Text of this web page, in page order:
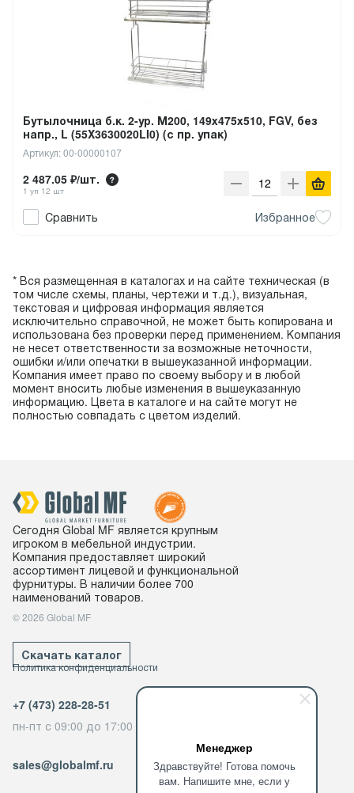
Менеджер
Здравствуйте! Готова помочь
вам. Напишите мне, если у
Бутылочница б.к. 2-ур. М200, 149х475х510, FGV, без
напр., L (55X3630020LI0) (с пр. упак)
Артикул: 00-00000107
2 487.05 ₽/шт.
1 уп 12 шт
Сравнить Избранное
* Вся размещенная в каталогах и на сайте техническая (в
том числе схемы, планы, чертежи и т.д.), визуальная,
текстовая и цифровая информация является
исключительно справочной, не может быть копирована и
использована без проверки перед применением. Компания
не несет ответственности за возможные неточности,
ошибки и/или опечатки в вышеуказанной информации.
Компания имеет право по своему выбору и в любой
момент вносить любые изменения в вышеуказанную
информацию. Цвета в каталоге и на сайте могут не
полностью совпадать с цветом изделий.
Сегодня Global MF является крупным
игроком в мебельной индустрии.
Компания предоставляет широкий
ассортимент лицевой и функциональной
фурнитуры. В наличии более 700
наименований товаров.
© 2026 Global MF
Скачать каталог
Политика конфиденциальности
+7 (473) 228-28-51
пн-пт с 09:00 до 17:00
sales@globalmf.ru